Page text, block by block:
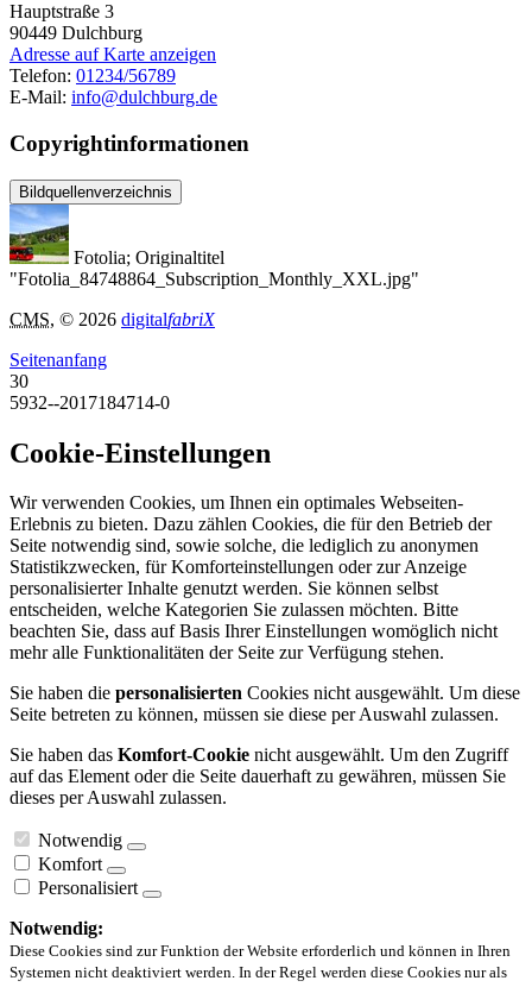
Hauptstraße 3
90449 Dulchburg
Adresse auf Karte anzeigen
Telefon: 01234/56789
E-Mail: info@dulchburg.de
Copyrightinformationen
Bildquellenverzeichnis
Fotolia; Originaltitel
"Fotolia_84748864_Subscription_Monthly_XXL.jpg"
CMS, © 2026 digitalfabriX
Seitenanfang
30
5932--2017184714-0
Cookie-Einstellungen
Wir verwenden Cookies, um Ihnen ein optimales Webseiten-
Erlebnis zu bieten. Dazu zählen Cookies, die für den Betrieb der
Seite notwendig sind, sowie solche, die lediglich zu anonymen
Statistikzwecken, für Komforteinstellungen oder zur Anzeige
personalisierter Inhalte genutzt werden. Sie können selbst
entscheiden, welche Kategorien Sie zulassen möchten. Bitte
beachten Sie, dass auf Basis Ihrer Einstellungen womöglich nicht
mehr alle Funktionalitäten der Seite zur Verfügung stehen.
Sie haben die personalisierten Cookies nicht ausgewählt. Um diese
Seite betreten zu können, müssen sie diese per Auswahl zulassen.
Sie haben das Komfort-Cookie nicht ausgewählt. Um den Zugriff
auf das Element oder die Seite dauerhaft zu gewähren, müssen Sie
dieses per Auswahl zulassen.
Notwendig
Komfort
Personalisiert
Notwendig:
Diese Cookies sind zur Funktion der Website erforderlich und können in Ihren
Systemen nicht deaktiviert werden. In der Regel werden diese Cookies nur als